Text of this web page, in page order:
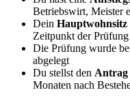
Betriebswirt, Meister
Dein Hauptwohnsitz
Zeitpunkt der
Die Prüfung wurde
abgelegt
Du stellst den Antrag
Monaten nach